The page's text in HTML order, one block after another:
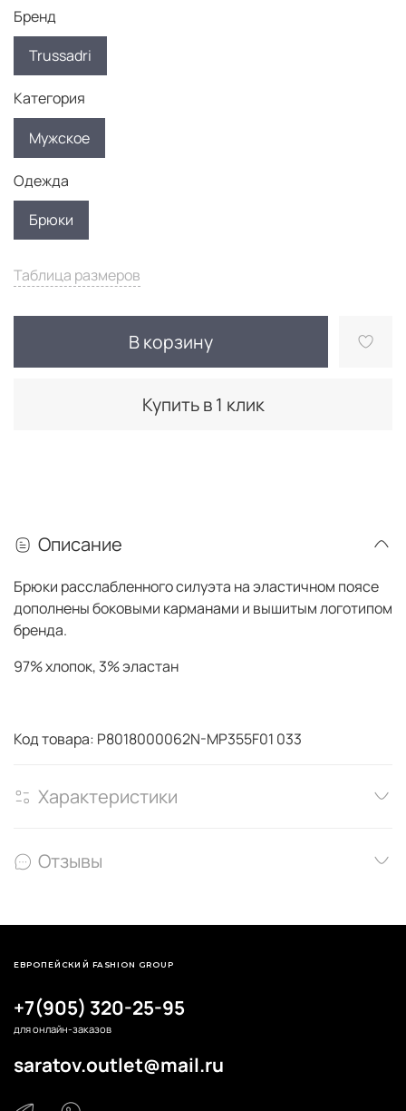
Таблица размеров
В корзину
Купить в 1 клик
Бренд
Trussadri
Категория
Мужское
Одежда
Брюки
Описание
Брюки расслабленного силуэта на эластичном поясе
дополнены боковыми карманами и вышитым логотипом
бренда.
97% хлопок, 3% эластан
Код товара: P8018000062N-MP355F01 033
Характеристики
Отзывы
+7(905) 320-25-95
для онлайн-заказов
saratov.outlet@mail.ru
ЕВРОПЕЙСКИЙ FASHION GROUP